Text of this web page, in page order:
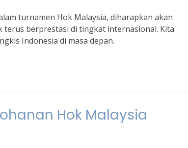
turnamen Hok Malaysia, diharapkan akan
berprestasi di tingkat internasional. Kita
Indonesia di masa depan.
Hok Malaysia